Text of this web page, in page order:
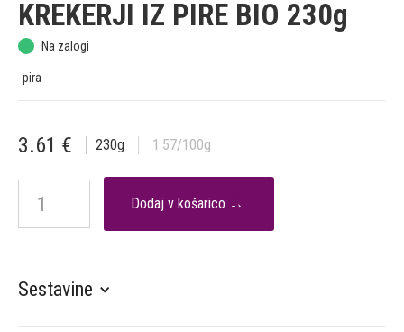
KREKERJI IZ PIRE BIO 230g
Na zalogi
pira
3.61 € 230g 1.57/100g

Sestavine